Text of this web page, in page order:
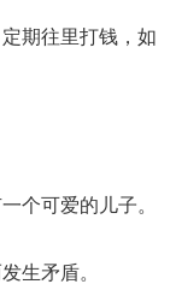
期往里打钱，如
个可爱的儿子。
生矛盾。